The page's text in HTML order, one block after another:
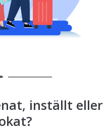
inställt eller